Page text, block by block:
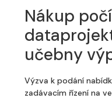
Nákup
učebny
Výzva k podání
zadávacím řízení na